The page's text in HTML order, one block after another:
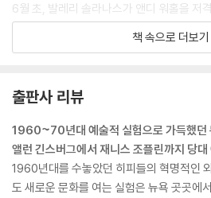
6월 초, 발레리 솔라나스가 앤디 워홀을
을 상당히 좋아했고, 가장 중요한 동시대 예
경하듯 그를 숭배했다. 콕토나 영화감독이
가, 바로 앤디 워홀이었다. 나는 앤디 워홀에
다. 그의 작품은 내가 별로 가까이하고 싶지
벨수프 캔 작품을 싫어했고, 전혀 공감할 수
하고 모방하기보다는 자신만의 예술 세계
는 예술가를 존경했다. --pp.96-97
책 속으로 더보기
출판사 리뷰
1960~70년대 예술적 실험으로 가득했던
앨런 긴스버그에서 재니스 조플린까지 당
1960년대를 수놓았던 히피들의 혁명적인
도 새로운 문화를 여는 실험은 뉴욕 곳곳에